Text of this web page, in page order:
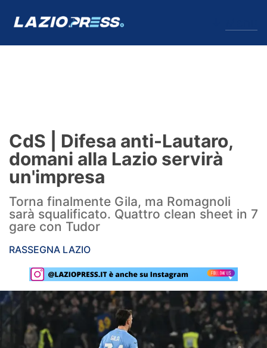
Formello
Infortuni
Primavera
Calciomercato
Lazio Women
Rassegna Lazio
Social
Calcio
CdS | Difesa anti-Lautaro,
domani alla Lazio servirà
un'impresa
Torna finalmente Gila, ma Romagnoli
sarà squalificato. Quattro clean sheet in 7
gare con Tudor
RASSEGNA LAZIO